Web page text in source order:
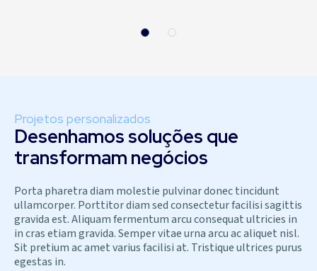
Projetos personalizados
Desenhamos soluções que
transformam negócios
Porta pharetra diam molestie pulvinar donec tincidunt
ullamcorper. Porttitor diam sed consectetur facilisi sagittis
gravida est. Aliquam fermentum arcu consequat ultricies in
in cras etiam gravida. Semper vitae urna arcu ac aliquet nisl.
Sit pretium ac amet varius facilisi at. Tristique ultrices purus
egestas in.